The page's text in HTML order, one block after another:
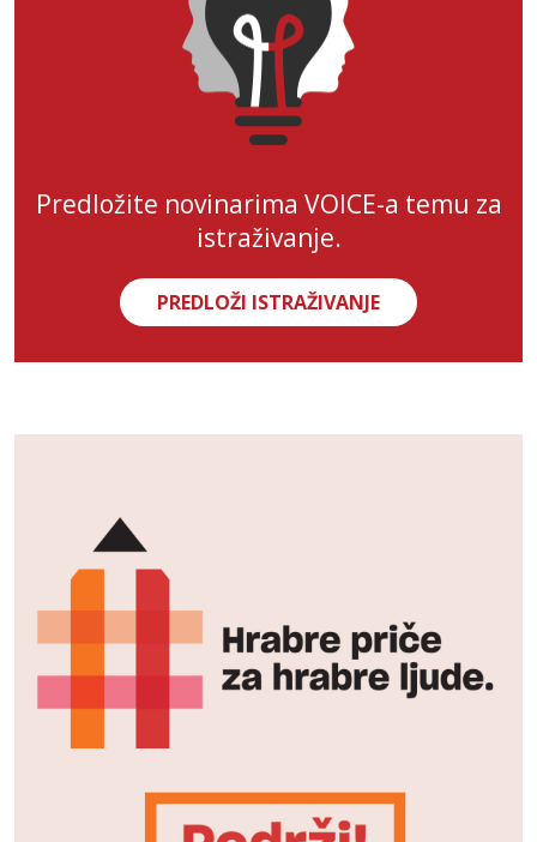
Predložite novinarima VOICE-a temu za
istraživanje.
PREDLOŽI ISTRAŽIVANJE